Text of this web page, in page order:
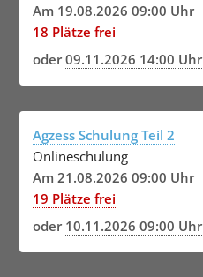
Am 19.08.2026 09:00 Uhr
18 Plätze frei
oder09.11.2026 14:00 Uhr
Agzess Schulung Teil 2
Onlineschulung
Am 21.08.2026 09:00 Uhr
19 Plätze frei
oder 10.11.2026 09:00 Uhr